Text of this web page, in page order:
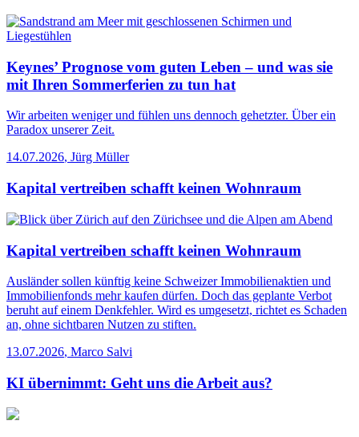
Keynes’ Prognose vom guten Leben – und was sie
mit Ihren Sommerferien zu tun hat
Wir arbeiten weniger und fühlen uns dennoch gehetzter. Über ein
Paradox unserer Zeit.
14.07.2026, Jürg Müller
Kapital vertreiben schafft keinen Wohnraum
Kapital vertreiben schafft keinen Wohnraum
Ausländer sollen künftig keine Schweizer Immobilienaktien und
Immobilienfonds mehr kaufen dürfen. Doch das geplante Verbot
beruht auf einem Denkfehler. Wird es umgesetzt, richtet es Schaden
an, ohne sichtbaren Nutzen zu stiften.
13.07.2026, Marco Salvi
KI übernimmt: Geht uns die Arbeit aus?